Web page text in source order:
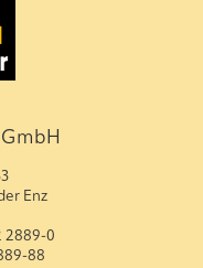
Enz
2889-0
88